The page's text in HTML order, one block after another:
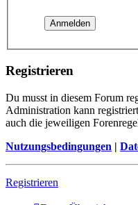
Registrieren
Du musst in diesem Forum
Administration kann
auch die jeweiligen
Nutzungsbedingungen |
Registrieren